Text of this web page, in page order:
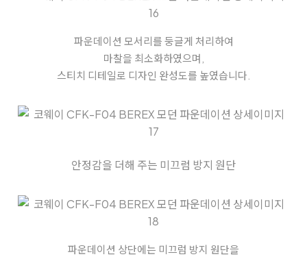
파운데이션 모서리를 둥글게 처리하여
마찰을 최소화하였으며,
스티치 디테일로 디자인 완성도를 높였습니다.
안정감을 더해 주는 미끄럼 방지 원단
파운데이션 상단에는 미끄럼 방지 원단을